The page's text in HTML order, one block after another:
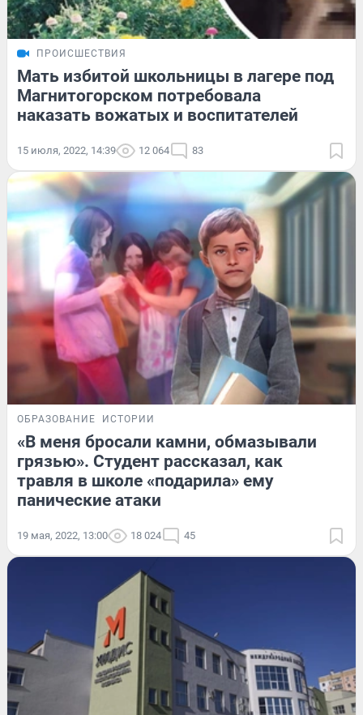
ПРОИСШЕСТВИЯ
Мать избитой школьницы в лагере под
Магнитогорском потребовала
наказать вожатых и воспитателей
15 июля, 2022, 14:39 12 064 83
ОБРАЗОВАНИЕ ИСТОРИИ
«В меня бросали камни, обмазывали
грязью». Студент рассказал, как
травля в школе «подарила» ему
панические атаки
19 мая, 2022, 13:00 18 024 45